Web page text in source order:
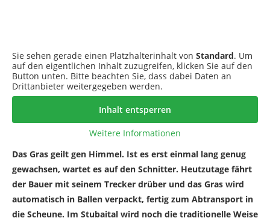
Sie sehen gerade einen Platzhalterinhalt von Standard. Um
auf den eigentlichen Inhalt zuzugreifen, klicken Sie auf den
Button unten. Bitte beachten Sie, dass dabei Daten an
Drittanbieter weitergegeben werden.
Inhalt entsperren
Weitere Informationen
Das Gras geilt gen Himmel. Ist es erst einmal lang genug
gewachsen, wartet es auf den Schnitter. Heutzutage fährt
der Bauer mit seinem Trecker drüber und das Gras wird
automatisch in Ballen verpackt, fertig zum Abtransport in
die Scheune. Im Stubaital wird noch die traditionelle Weise